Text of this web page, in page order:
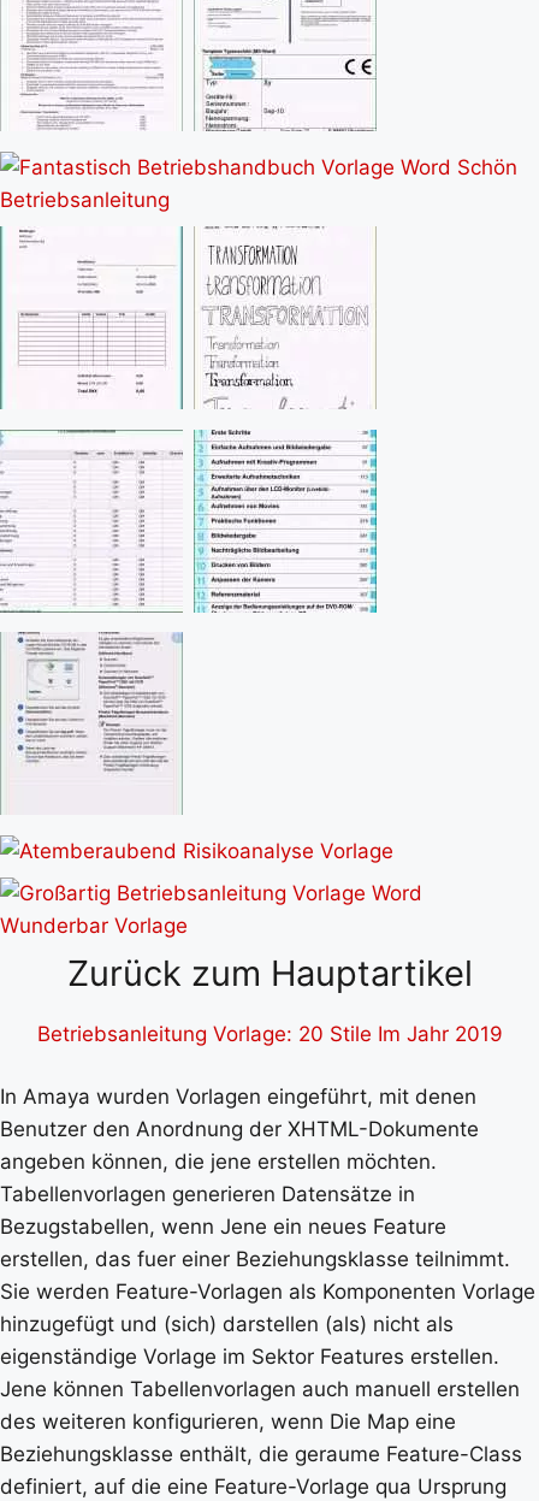
Zurück zum Hauptartikel
Betriebsanleitung Vorlage: 20 Stile Im Jahr 2019
In Amaya wurden Vorlagen eingeführt, mit denen
Benutzer den Anordnung der XHTML-Dokumente
angeben können, die jene erstellen möchten.
Tabellenvorlagen generieren Datensätze in
Bezugstabellen, wenn Jene ein neues Feature
erstellen, das fuer einer Beziehungsklasse teilnimmt.
Sie werden Feature-Vorlagen als Komponenten Vorlage
hinzugefügt und (sich) darstellen (als) nicht als
eigenständige Vorlage im Sektor Features erstellen.
Jene können Tabellenvorlagen auch manuell erstellen
des weiteren konfigurieren, wenn Die Map eine
Beziehungsklasse enthält, die geraume Feature-Class
definiert, auf die eine Feature-Vorlage qua Ursprung